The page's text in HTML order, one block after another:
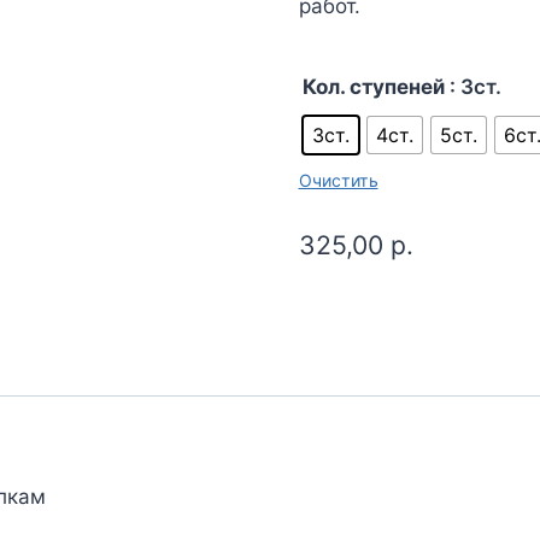
работ.
Кол. ступеней : 3ст.
3ст.
4ст. 5ст. 6ст.
Очистить
325,00 р.